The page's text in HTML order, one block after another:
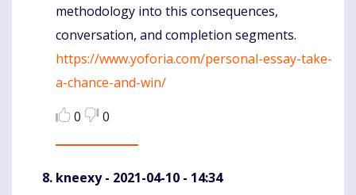
methodology into this consequences,
conversation, and completion segments.
https://www.yoforia.com/personal-essay-take-
a-chance-and-win/
0
0
kneexy- 2021-04-10 - 14:34